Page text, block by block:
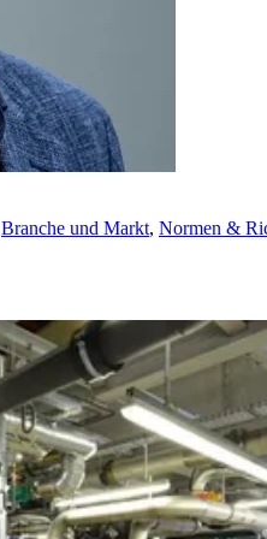
Branche und Markt, Normen &